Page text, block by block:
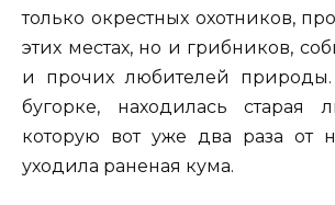
только окрестных охотников,
этих местах, но и грибников,
и прочих любителей
бугорке, находилась старая
которую вот уже два раза от
уходила раненая кума.